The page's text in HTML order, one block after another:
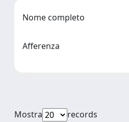
Nome completo
Afferenza
Mostra
records